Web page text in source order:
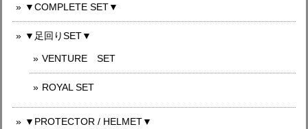
▼COMPLETE SET▼
▼足回りSET▼
VENTURE SET
ROYAL SET
▼PROTECTOR / HELMET▼